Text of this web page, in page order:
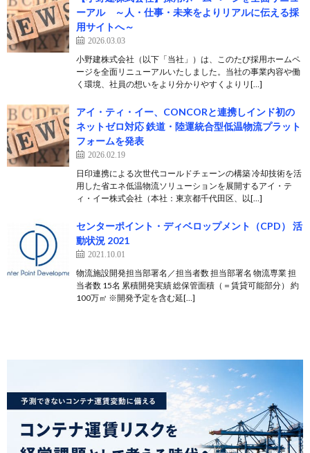
ーアル ～人・仕事・未来をよりリアルに伝える採
用サイトへ～
2026.03.03
小野建株式会社（以下「当社」）は、このたび採用ホームペ
ージを全面リニューアルいたしました。当社の事業内容や働
く環境、社員の想いをより分かりやすくよりリ[…]
アイ・ティ・イー、CONCORと連携しインド初の
ネットゼロ対応 鉄道・陸運統合型低温物流プラット
フォームを発表
2026.02.19
日印連携による次世代コールドチェーンの構築 冷却技術を活
用した省エネ低温物流ソリューションを展開するアイ・テ
ィ・イー株式会社（本社：東京都千代田区、以[…]
センターポイント・ディベロップメント（CPD） 活
動状況 2021
2021.10.01
物流施設開発担当部署名／担当者数 担当部署名 物流専業 担
当者数 15名 累積開発実績 総保管面積（＝賃貸可能部分） 約
100万㎡ ※開発予定を含む延[…]